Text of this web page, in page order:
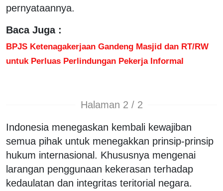
pernyataannya.
Baca Juga :
BPJS Ketenagakerjaan Gandeng Masjid dan RT/RW
untuk Perluas Perlindungan Pekerja Informal
Halaman 2 / 2
Indonesia menegaskan kembali kewajiban
semua pihak untuk menegakkan prinsip-prinsip
hukum internasional. Khususnya mengenai
larangan penggunaan kekerasan terhadap
kedaulatan dan integritas teritorial negara.